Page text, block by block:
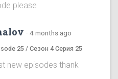
please
· 4 months ago
25 / Сезон 4 Серия 25
new episodes thank